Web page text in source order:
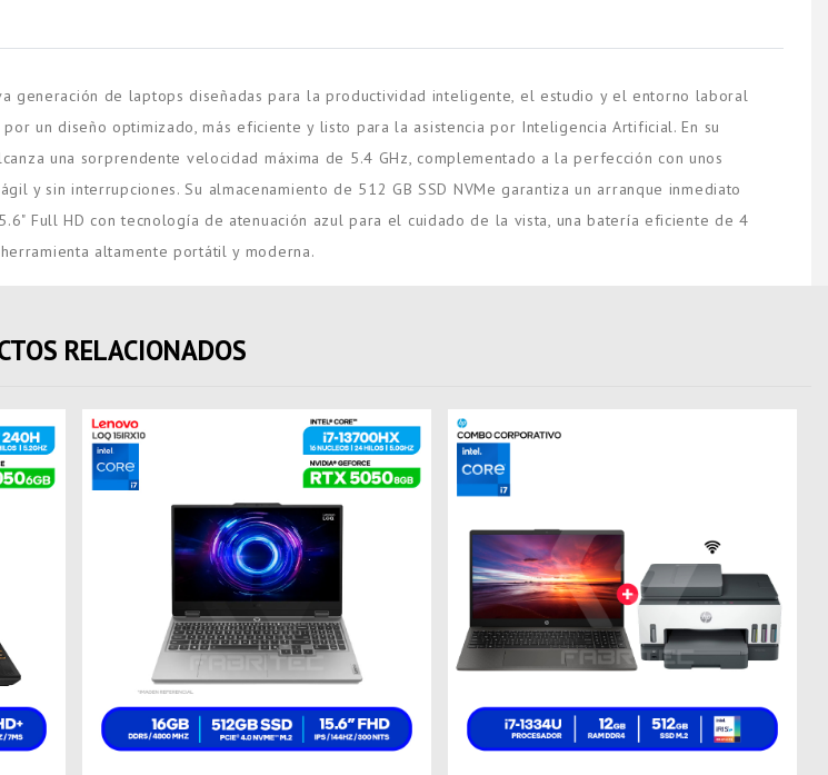
generación de laptops diseñadas para la productividad inteligente, el estudio y el entorno laboral
un diseño optimizado, más eficiente y listo para la asistencia por Inteligencia Artificial. En su
una sorprendente velocidad máxima de 5.4 GHz, complementado a la perfección con unos
y sin interrupciones. Su almacenamiento de 512 GB SSD NVMe garantiza un arranque inmediato
Full HD con tecnología de atenuación azul para el cuidado de la vista, una batería eficiente de 4
altamente portátil y moderna.
RELACIONADOS